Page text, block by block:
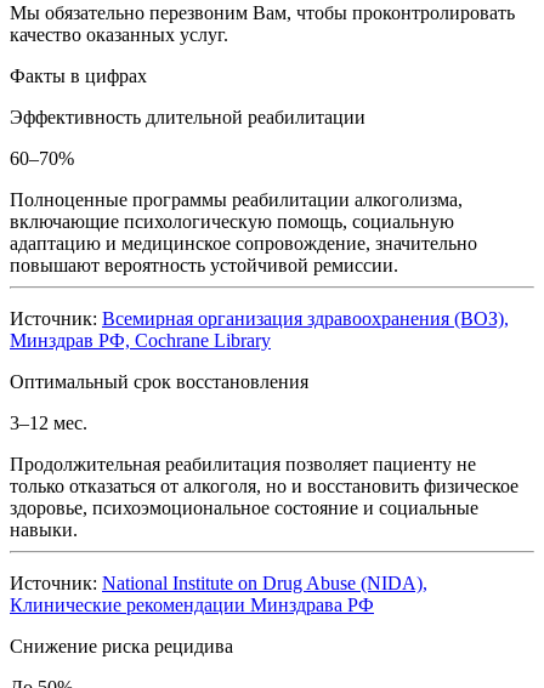
Мы обязательно перезвоним Вам, чтобы проконтролировать
качество оказанных услуг.
Факты в цифрах
Эффективность длительной реабилитации
60–70%
Полноценные программы реабилитации алкоголизма,
включающие психологическую помощь, социальную
адаптацию и медицинское сопровождение, значительно
повышают вероятность устойчивой ремиссии.
Источник: Всемирная организация здравоохранения (ВОЗ),
Минздрав РФ, Cochrane Library
Оптимальный срок восстановления
3–12 мес.
Продолжительная реабилитация позволяет пациенту не
только отказаться от алкоголя, но и восстановить физическое
здоровье, психоэмоциональное состояние и социальные
навыки.
Источник: National Institute on Drug Abuse (NIDA),
Клинические рекомендации Минздрава РФ
Снижение риска рецидива